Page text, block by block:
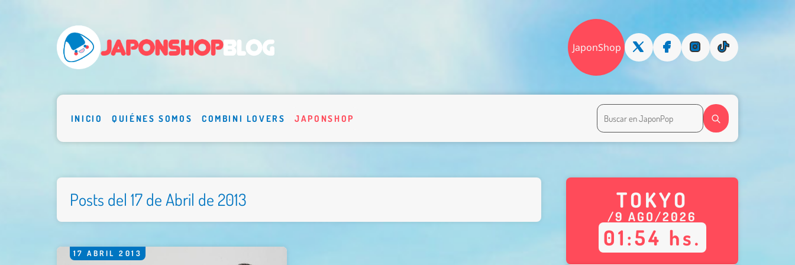
JaponShop
INICIO QUIÉNES SOMOS COMBINI LOVERS JAPONSHOP
Posts del 17 de Abril de 2013
17 ABRIL 2013
TOKYO
/9 AGO/2026
01:54 hs.